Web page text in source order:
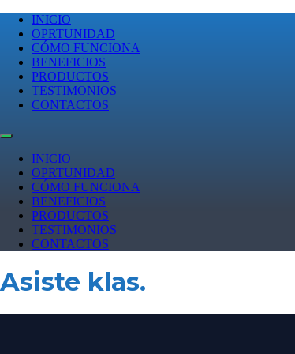
INICIO
OPRTUNIDAD
CÓMO FUNCIONA
BENEFICIOS
PRODUCTOS
TESTIMONIOS
CONTACTOS
INICIO
OPRTUNIDAD
CÓMO FUNCIONA
BENEFICIOS
PRODUCTOS
TESTIMONIOS
CONTACTOS
Asiste klas.